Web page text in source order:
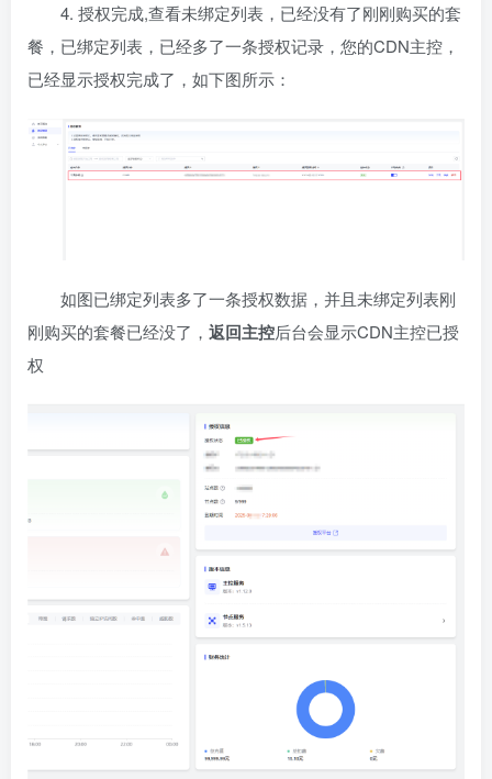
4. 授权完成,查看未绑定列表，已经没有了刚刚购买的套
餐，已绑定列表，已经多了一条授权记录，您的CDN主控，
已经显示授权完成了，如下图所示：
如图已绑定列表多了一条授权数据，并且未绑定列表刚
刚购买的套餐已经没了， 返回主控后台会显示CDN主控已授
权